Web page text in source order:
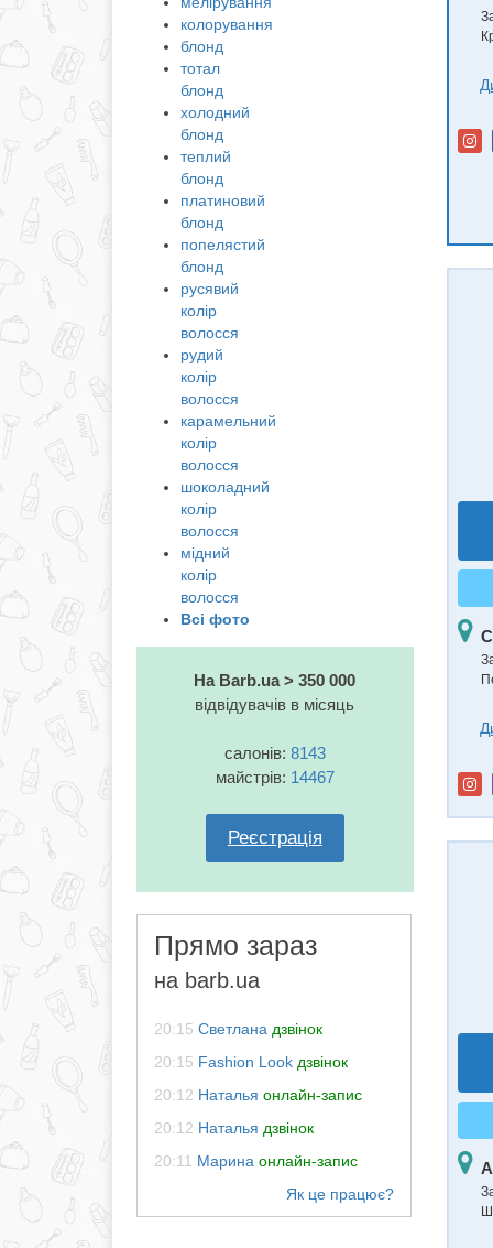
колорування
блонд
тотал
блонд
холодний
блонд
теплий
блонд
платиновий
блонд
попелястий
блонд
русявий
колір
волосся
рудий
колір
волосся
карамельний
колір
волосся
шоколадний
колір
волосся
мідний
колір
волосся
Всі фото
На Barb.ua > 350 000
відвідувачів в місяць
салонів: 8143
майстрів: 14467
Реєстрація
Прямо зараз
на barb.ua
20:15 Светлана дзвінок
20:15 Fashion Look дзвінок
20:12 Наталья онлайн-запис
20:12 Наталья дзвінок
20:11 Марина онлайн-запис